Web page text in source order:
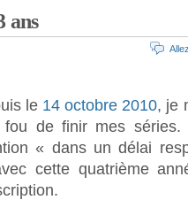
ans
le 14 octobre 2010, je
fou de finir mes séries.
« dans un délai
cette quatrième